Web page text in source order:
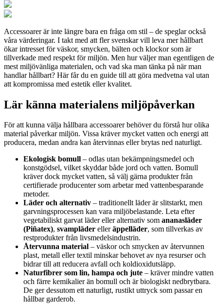
Accessoarer är inte längre bara en fråga om stil – de speglar också
våra värderingar. I takt med att fler svenskar vill leva mer hållbart
ökar intresset för väskor, smycken, bälten och klockor som är
tillverkade med respekt för miljön. Men hur väljer man egentligen de
mest miljövänliga materialen, och vad ska man tänka på när man
handlar hållbart? Här får du en guide till att göra medvetna val utan
att kompromissa med estetik eller kvalitet.
Lär känna materialens miljöpåverkan
För att kunna välja hållbara accessoarer behöver du förstå hur olika
material påverkar miljön. Vissa kräver mycket vatten och energi att
producera, medan andra kan återvinnas eller brytas ned naturligt.
Ekologisk bomull – odlas utan bekämpningsmedel och
konstgödsel, vilket skyddar både jord och vatten. Bomull
kräver dock mycket vatten, så välj gärna produkter från
certifierade producenter som arbetar med vattenbesparande
metoder.
Läder och alternativ – traditionellt läder är slitstarkt, men
garvningsprocessen kan vara miljöbelastande. Leta efter
vegetabiliskt garvat läder eller alternativ som ananasläder
(Piñatex), svampläder elleräppelläder, som tillverkas av
restprodukter från livsmedelsindustrin.
Återvunna material – väskor och smycken av återvunnen
plast, metall eller textil minskar behovet av nya resurser och
bidrar till att reducera avfall och koldioxidutsläpp.
Naturfibrer som lin, hampa och jute – kräver mindre vatten
och färre kemikalier än bomull och är biologiskt nedbrytbara.
De ger dessutom ett naturligt, rustikt uttryck som passar en
hållbar garderob.